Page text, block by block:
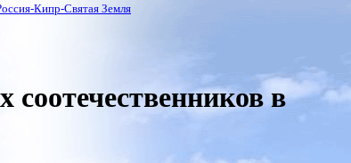
Кипр-Святая Земля
соотечественников в